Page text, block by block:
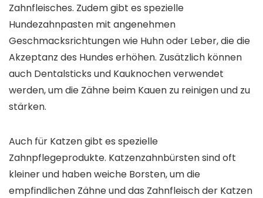
Zahnfleisches. Zudem gibt es spezielle
Hundezahnpasten mit angenehmen
Geschmacksrichtungen wie Huhn oder Leber, die die
Akzeptanz des Hundes erhöhen. Zusätzlich können
auch Dentalsticks und Kauknochen verwendet
werden, um die Zähne beim Kauen zu reinigen und zu
stärken.
Auch für Katzen gibt es spezielle
Zahnpflegeprodukte. Katzenzahnbürsten sind oft
kleiner und haben weiche Borsten, um die
empfindlichen Zähne und das Zahnfleisch der Katzen